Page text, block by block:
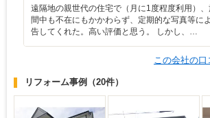
遠隔地の親世代の住宅で（月に1度程度利用）
間中も不在にもかかわらず、定期的な写真等に
告してくれた。高い評価と思う。 しかし、…
この会社の
リフォーム事例 （20件）